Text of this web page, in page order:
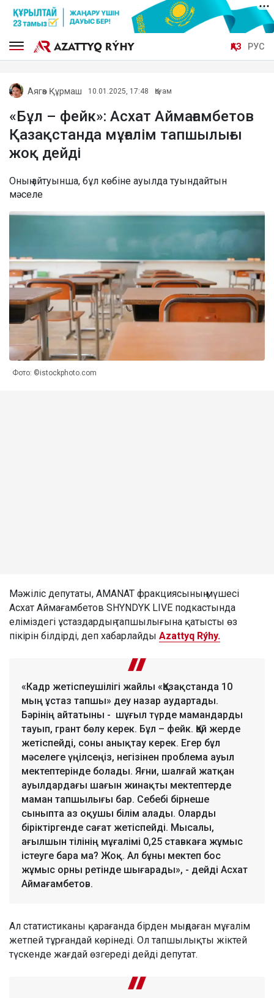
ҚАЗ РУС
Аягөз Құрмаш 10.01.2025, 17:48 Қоғам
«Бұл – фейк»: Асхат Аймағамбетов
Қазақстанда мұғалім тапшылығы
жоқ дейді
Оның айтуынша, бұл көбіне ауылда туындайтын
мәселе
Фото: ©istockphoto.com
Мәжіліс депутаты, AMANAT фракциясының мүшесі
Асхат Аймағамбетов SHYNDYK LIVE подкастында
еліміздегі ұстаздардың тапшылығына қатысты өз
пікірін білдірді, деп хабарлайды Azattyq Rýhy.
«Кадр жетіспеушілігі жайлы «Қазақстанда 10
мың ұстаз тапшы» деу назар аудартады.
Бәрінің айтатыны - шұғыл түрде мамандарды
тауып, грант бөлу керек. Бұл – фейк. Қай жерде
жетіспейді, соны анықтау керек. Егер бұл
мәселеге үңілсеңіз, негізінен проблема ауыл
мектептерінде болады. Яғни, шалғай жатқан
ауылдардағы шағын жинақты мектептерде
маман тапшылығы бар. Себебі бірнеше
сыныпта аз оқушы білім алады. Оларды
біріктіргенде сағат жетіспейді. Мысалы,
ағылшын тілінің мұғалімі 0,25 ставкаға жұмыс
істеуге бара ма? Жоқ. Ал бұны мектеп бос
жұмыс орны ретінде шығарады», - дейді Асхат
Аймағамбетов.
Ал статистиканы қарағанда бірден мыңдаған мұғалім
жетпей тұрғандай көрінеді. Ол тапшылықты жіктей
түскенде жағдай өзгереді дейді депутат.